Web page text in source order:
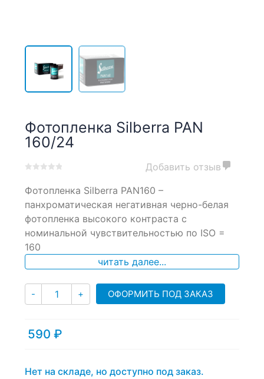
Фотопленка Silberra PAN
160/24
out
on
customer
ratings
Добавить отзыв
Фотопленка Silberra PAN160 –
панхроматическая негативная черно-белая
фотопленка высокого контраста с
номинальной чувствительностью по ISO =
160
читать далее...
- Количество
+ ОФОРМИТЬ ПОД ЗАКАЗ
590 ₽
Нет на складе, но доступно под заказ.